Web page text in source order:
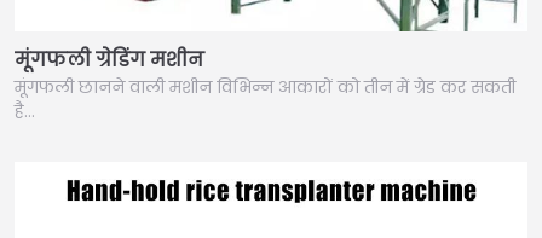
मूंगफली ग्रेडिंग मशीन
मूंगफली छानने वाली मशीन विभिन्न आकारों को तीन में ग्रेड कर सकती
है…